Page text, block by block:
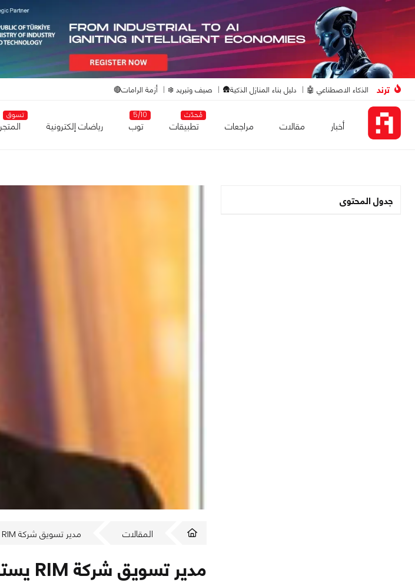
ترند الذكاء الاصطناعي 🤖 دليل بناء المنازل الذكية🛖 صيف وتبريد ❄️ أزمة الرامات🔴
أخبار مقالات مراجعات
مُحدّث
تطبيقات
5/10
توب رياضات إلكترونية
تسوق
المتجر
جدول المحتوى
المقالات مدير تسويق شركة RIM يستقيل قبل طرح جهاز بلاي بوك اللوحي
مدير تسويق شركة RIM يستقيل قبل طرح جهاز بلاي بوك اللوحي